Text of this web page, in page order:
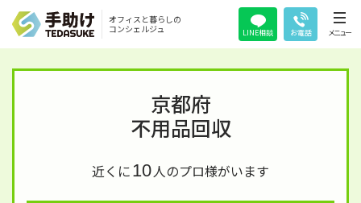
オフィスと暮らしの
コンシェルジュ
LINE相談 お電話 メニュー
京都府
不用品回収
近くに10人のプロ様がいます